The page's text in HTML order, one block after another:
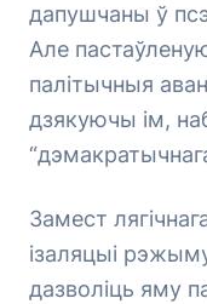
дапушчаны ў
Але
палітычныя
дзякуючы ім,
Замест
ізаляцыі
дазволіць яму